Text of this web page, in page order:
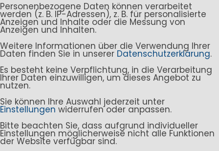
Personenbezogene Daten können verarbeitet
werden (z. B. IP-Adressen), z. B. für personalisierte
Anzeigen und Inhalte oder die Messung von
Anzeigen und Inhalten.
Weitere Informationen über die Verwendung Ihrer
Daten finden Sie in unserer Datenschutzerklärung.
Es besteht keine Verpflichtung, in die Verarbeitung
Ihrer Daten einzuwilligen, um dieses Angebot zu
nutzen.
Sie können Ihre Auswahl jederzeit unter
Einstellungen widerrufen oder anpassen.
Bitte beachten Sie, dass aufgrund individueller
Einstellungen möglicherweise nicht alle Funktionen
der Website verfügbar sind.